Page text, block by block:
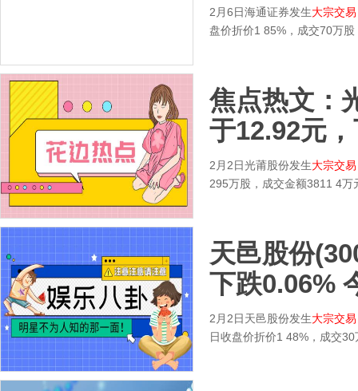
2月6日海通证券发生大宗交易
盘价折价1 85%，成交70万
焦点热文：
于12.92元
2月2日光莆股份发生大宗交易
295万股，成交金额3811 4
天邑股份
下跌0.06%
2月2日天邑股份发生大宗交易
日收盘价折价1 48%，成交